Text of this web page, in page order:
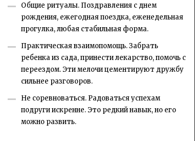
Общие ритуалы. Поздравления с днем
рождения, ежегодная поездка, еженедельная
прогулка, любая стабильная форма.
Практическая взаимопомощь. Забрать
ребенка из сада, принести лекарство, помочь с
переездом. Эти мелочи цементируют дружбу
сильнее разговоров.
Не соревноваться. Радоваться успехам
подруги искренне. Это редкий навык, но его
можно развить.